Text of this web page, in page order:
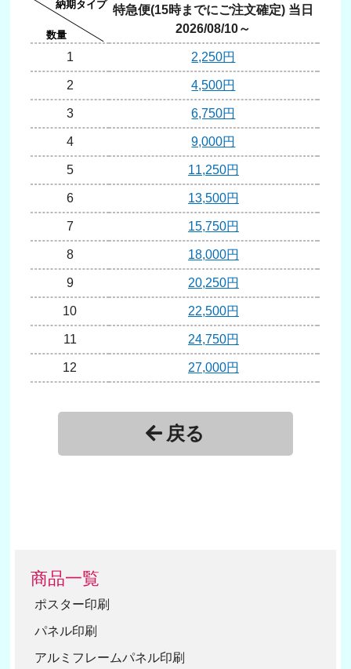
特急便(15時までにご注文確定) 当日
2026/08/10～
1 2,250円
2 4,500円
3 6,750円
4 9,000円
5 11,250円
6 13,500円
7 15,750円
8 18,000円
9 20,250円
10 22,500円
11 24,750円
12 27,000円
31,500円
戻る
商品一覧
ポスター印刷
パネル印刷
アルミフレームパネル印刷